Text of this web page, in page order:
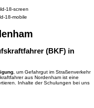
(BKF) in
, um Gefahrgut im Straßenverkehr
aus Nordenham ist eine
Inhalte der Schulungen bei uns